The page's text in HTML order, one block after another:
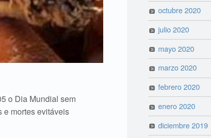
o Dia Mundial sem
e mortes evitáveis
octubre 2020
julio 2020
mayo 2020
marzo 2020
febrero 2020
enero 2020
diciembre 2019